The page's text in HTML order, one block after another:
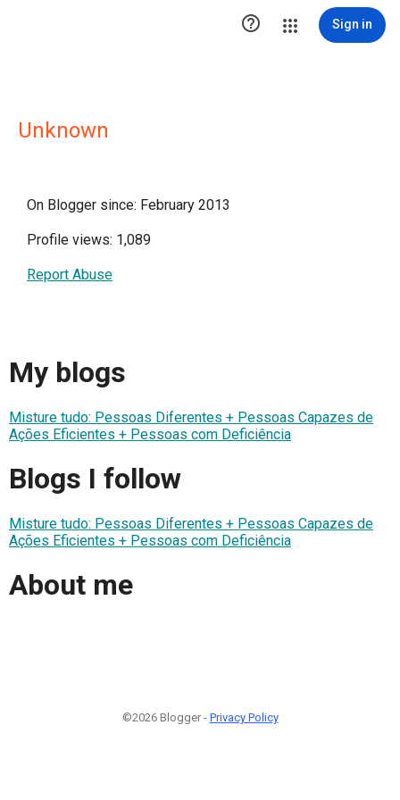
 Sign in
Unknown
On Blogger since: February 2013
Profile views: 1,089
Report Abuse
My blogs
Misture tudo: Pessoas Diferentes + Pessoas Capazes de
Ações Eficientes + Pessoas com Deficiência
Blogs I follow
Misture tudo: Pessoas Diferentes + Pessoas Capazes de
Ações Eficientes + Pessoas com Deficiência
About me
©2026 Blogger - Privacy Policy